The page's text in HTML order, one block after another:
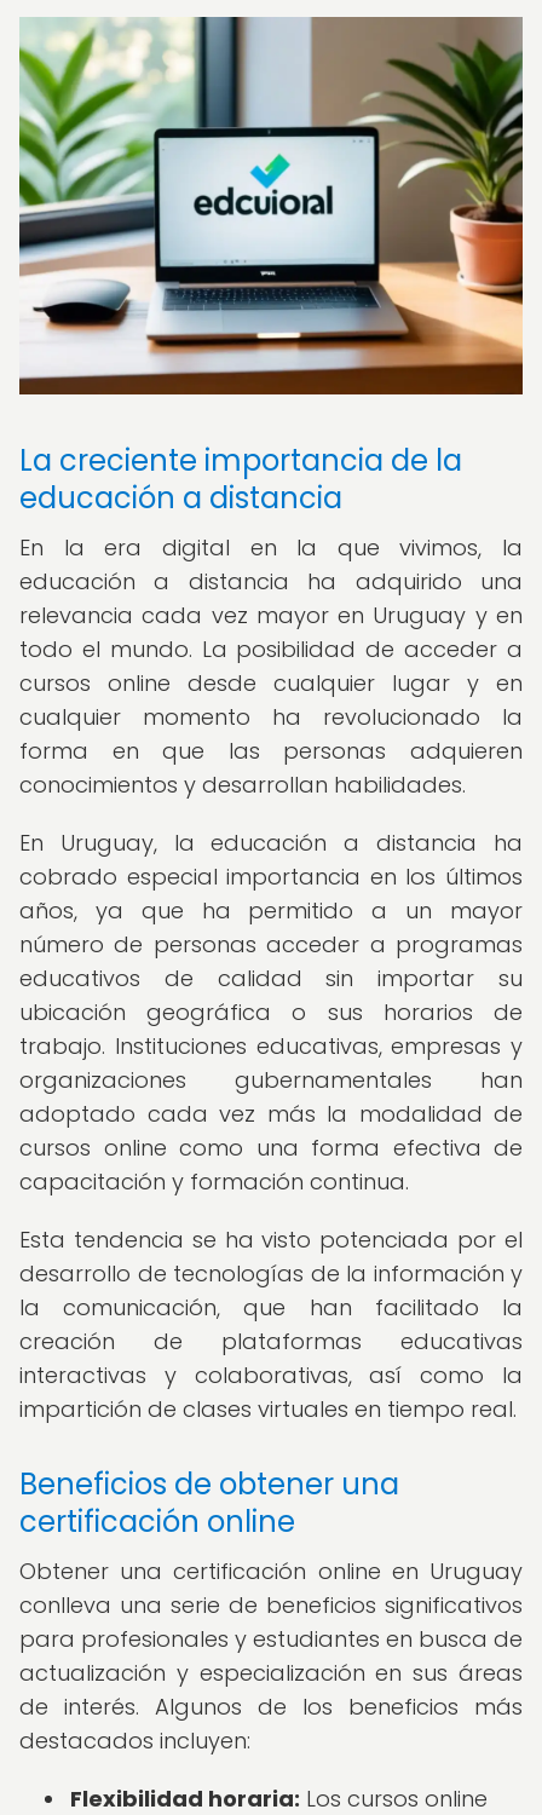
La creciente importancia de la
educación a distancia
En la era digital en la que vivimos, la
educación a distancia ha adquirido una
relevancia cada vez mayor en Uruguay y en
todo el mundo. La posibilidad de acceder a
cursos online desde cualquier lugar y en
cualquier momento ha revolucionado la
forma en que las personas adquieren
conocimientos y desarrollan habilidades.
En Uruguay, la educación a distancia ha
cobrado especial importancia en los últimos
años, ya que ha permitido a un mayor
número de personas acceder a programas
educativos de calidad sin importar su
ubicación geográfica o sus horarios de
trabajo. Instituciones educativas, empresas y
organizaciones gubernamentales han
adoptado cada vez más la modalidad de
cursos online como una forma efectiva de
capacitación y formación continua.
Esta tendencia se ha visto potenciada por el
desarrollo de tecnologías de la información y
la comunicación, que han facilitado la
creación de plataformas educativas
interactivas y colaborativas, así como la
impartición de clases virtuales en tiempo real.
Beneficios de obtener una
certificación online
Obtener una certificación online en Uruguay
conlleva una serie de beneficios significativos
para profesionales y estudiantes en busca de
actualización y especialización en sus áreas
de interés. Algunos de los beneficios más
destacados incluyen:
Flexibilidad horaria: Los cursos online